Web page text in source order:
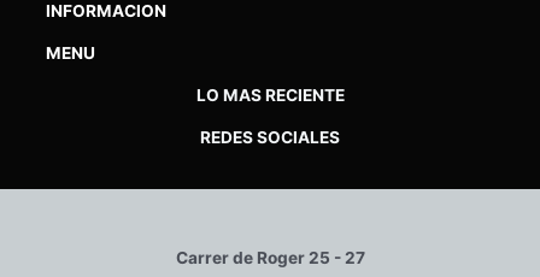
INFORMACION
MENU
LO MAS RECIENTE
REDES SOCIALES
Carrer de Roger 25 - 27